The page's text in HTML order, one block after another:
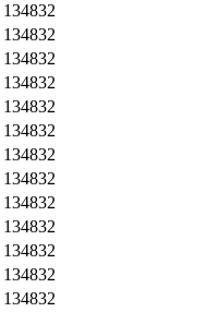
134832
134832
134832
134832
134832
134832
134832
134832
134832
134832
134832
134832
134832